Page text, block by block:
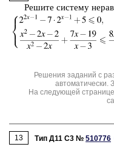
Ре­ши­те си­сте­му
Решения заданий с
автоматически.
На следующей
13 Тип Д11 C3 № 510776